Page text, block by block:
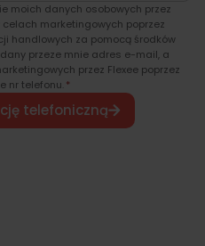
moich danych osobowych przez
celach marketingowych poprzez
handlowych za pomocą środków
przeze mnie adres e-mail, a
przez Flexee poprzez
nr telefonu. *
telefoniczną